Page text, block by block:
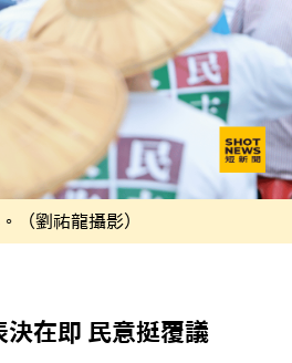
（劉祐龍攝影）
決在即 民意挺覆議